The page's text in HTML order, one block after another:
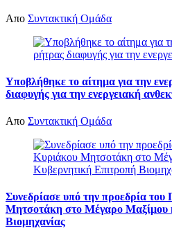
Απο Συντακτική Ομάδα
Υποβλήθηκε το αίτημα για την
διαφυγής για την ενεργειακή
Απο Συντακτική Ομάδα
Συνεδρίασε υπό την προεδρία
Μητσοτάκη στο Μέγαρο Μαξίμου
Βιομηχανίας